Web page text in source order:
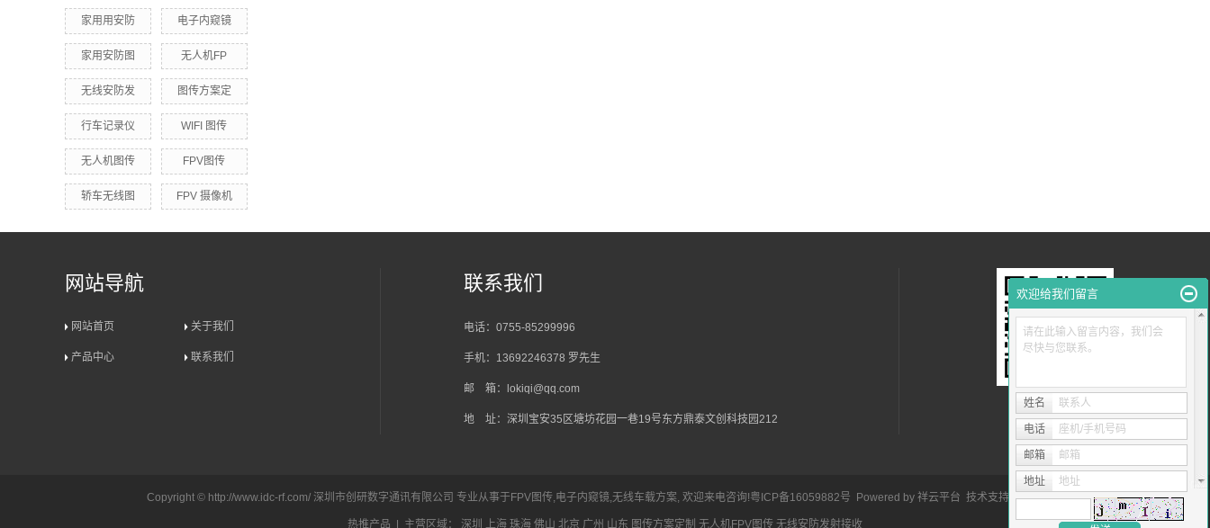
家用用安防 电子内窥镜
家用安防图 无人机FP
无线安防发 图传方案定
行车记录仪 WIFI 图传
无人机图传 FPV图传
轿车无线图 FPV 摄像机
网站导航
网站首页 关于我们
产品中心 联系我们
联系我们
电话：0755-85299996
手机：13692246378 罗先生
邮 箱：lokiqi@qq.com
地 址：深圳宝安35区塘坊花园一巷19号东方鼎泰文创科技园212
Copyright © http://www.idc-rf.com/ 深圳市创研数字通讯有限公司 专业从事于FPV图传,电子内窥镜,无线车载方案, 欢迎来电咨询!粤ICP备16059882号 Powered by 祥云平台 技术支持：华企立方
热推产品 | 主营区域： 深圳 上海 珠海 佛山 北京 广州 山东 图传方案定制 无人机FPV图传 无线安防发射接收
欢迎给我们留言
请在此输入留言内容，我们会
尽快与您联系。
姓名 联系人
电话 座机/手机号码
邮箱 邮箱
地址 地址